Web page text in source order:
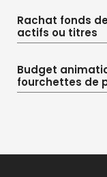
Rachat fonds
actifs ou titres
Budget
fourchettes de